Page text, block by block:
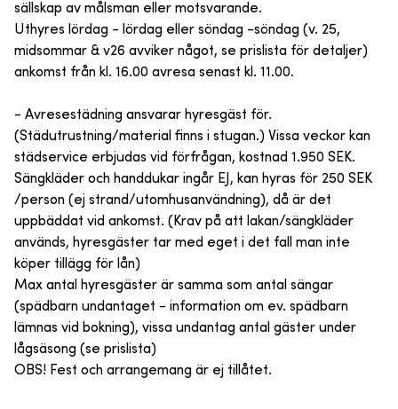
sällskap av målsman eller motsvarande.
Uthyres lördag - lördag eller söndag -söndag (v. 25,
midsommar & v26 avviker något, se prislista för detaljer)
ankomst från kl. 16.00 avresa senast kl. 11.00.
- Avresestädning ansvarar hyresgäst för.
(Städutrustning/material finns i stugan.) Vissa veckor kan
städservice erbjudas vid förfrågan, kostnad 1.950 SEK.
Sängkläder och handdukar ingår EJ, kan hyras för 250 SEK
/person (ej strand/utomhusanvändning), då är det
uppbäddat vid ankomst. (Krav på att lakan/sängkläder
används, hyresgäster tar med eget i det fall man inte
köper tillägg för lån)
Max antal hyresgäster är samma som antal sängar
(spädbarn undantaget - information om ev. spädbarn
lämnas vid bokning), vissa undantag antal gäster under
lågsäsong (se prislista)
OBS! Fest och arrangemang är ej tillåtet.